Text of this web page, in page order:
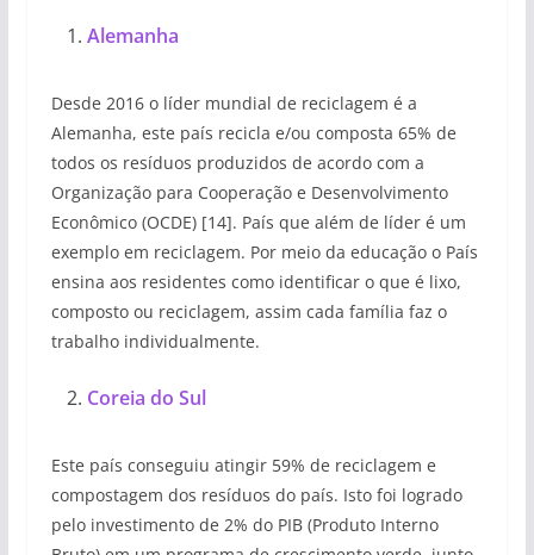
Alemanha
Desde 2016 o líder mundial de reciclagem é a
Alemanha, este país recicla e/ou composta 65% de
todos os resíduos produzidos de acordo com a
Organização para Cooperação e Desenvolvimento
Econômico (OCDE) [14]. País que além de líder é um
exemplo em reciclagem. Por meio da educação o País
ensina aos residentes como identificar o que é lixo,
composto ou reciclagem, assim cada família faz o
trabalho individualmente.
Coreia do Sul
Este país conseguiu atingir 59% de reciclagem e
compostagem dos resíduos do país. Isto foi logrado
pelo investimento de 2% do PIB (Produto Interno